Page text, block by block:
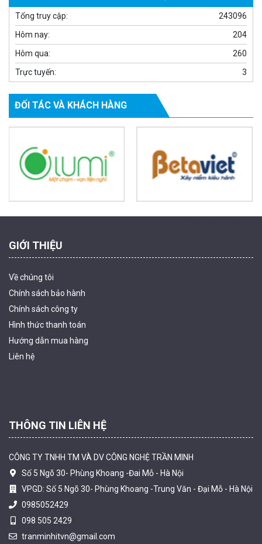
2.060.000 đ 1.469.000 đ
Camera tích hợp đầu báo nhiệt 2MP Hikfire HF-VH 221
Camera tích hợp đầu báo nhiệt 2MP Hikfire HF-VH 223
2.039.000 đ
243096
Tổng truy cập:
204
Hôm nay:
260
Hôm qua:
3
Trực tuyến:
ĐỐI TÁC VÀ KHÁCH HÀNG
GIỚI THIỆU
Về chúng tôi
Chính sách bảo hành
Chính sách công ty
Hình thức thanh toán
Hướng dẫn mua hàng
Liên hệ
THÔNG TIN LIÊN HỆ
CÔNG TY TNHH TM VÀ DV CÔNG NGHỆ TRẦN MINH
Số 5 Ngõ 30- Phùng Khoang -Đai Mỗ - Hà Nội
VPGD: Số 5 Ngõ 30- Phùng Khoang -Trung Văn - Đại Mỗ - Hà Nội
0985052429
098 505 2429
tranminhitvn@gmail.com